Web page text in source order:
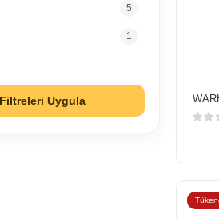
5
1
Filtreleri Uygula